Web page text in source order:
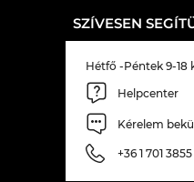
SZÍVESEN
Hétfő -Péntek 9-18
Helpcenter
Kérelem
+36 1 701 3855